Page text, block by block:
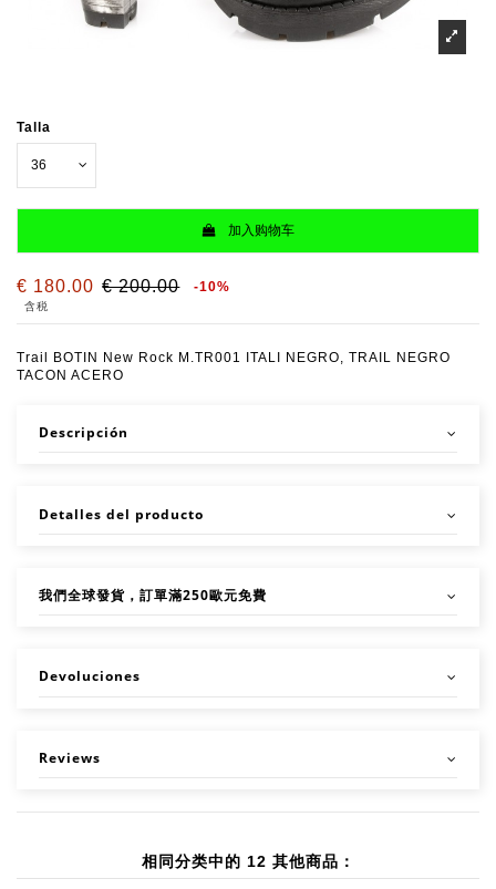
Talla
加入购物车
€ 180.00 € 200.00 -10%
含税
Trail BOTIN New Rock M.TR001 ITALI NEGRO, TRAIL NEGRO
TACON ACERO
Descripción
Detalles del producto
我們全球發貨，訂單滿250歐元免費
Devoluciones
Reviews
相同分类中的 12 其他商品：